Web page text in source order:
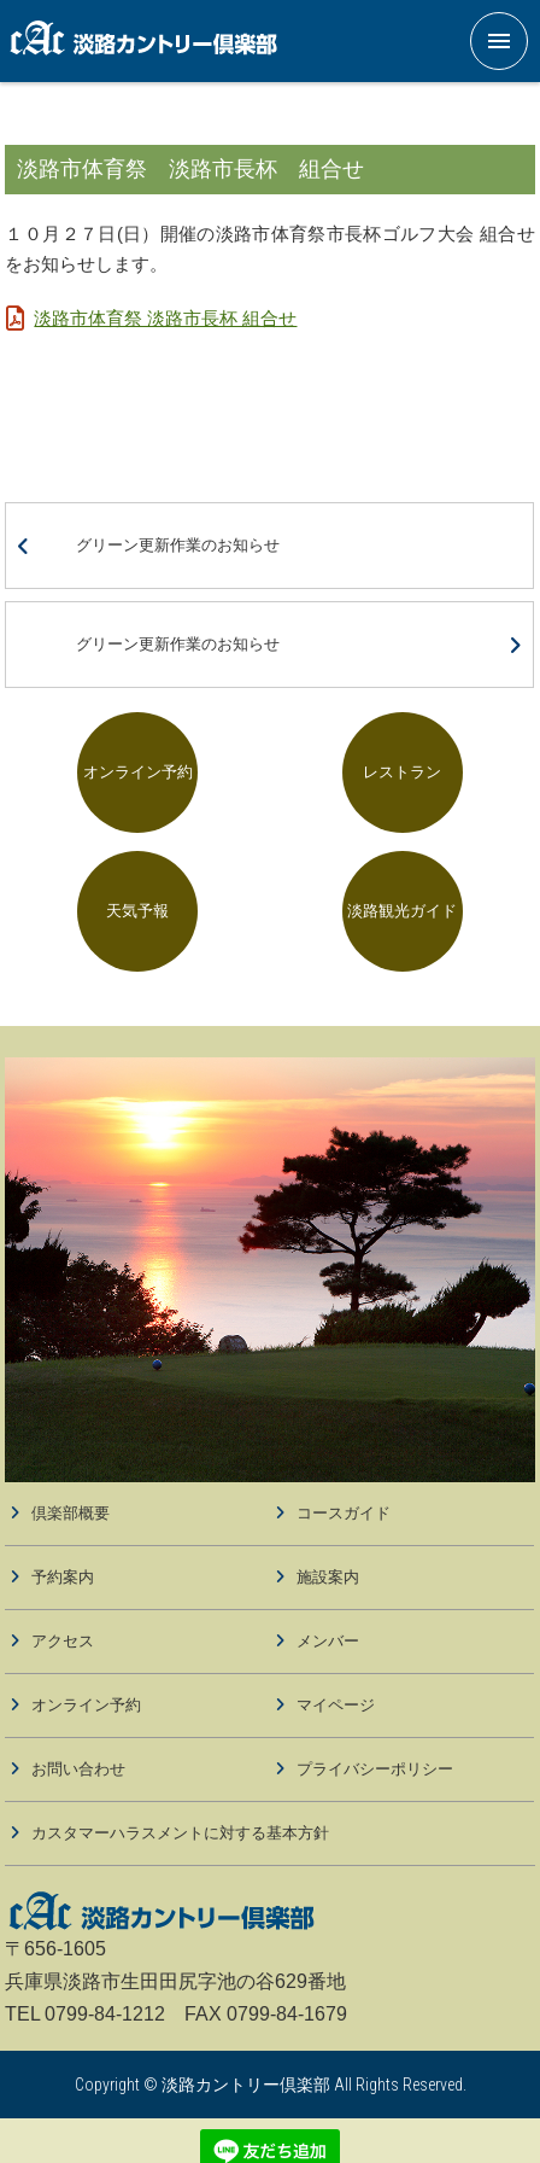
メニ
淡路市体育祭 淡路市長杯 組合せ
１０月２７日(日）開催の淡路市体育祭市長杯ゴルフ大会 組合せ
をお知らせします。
淡路市体育祭 淡路市長杯 組合せ
グリーン更新作業のお知らせ
グリーン更新作業のお知らせ
オンライン予約 レストラン
天気予報 淡路観光ガイド
倶楽部概要 コースガイド
予約案内 施設案内
アクセス メンバー
オンライン予約 マイページ
お問い合わせ プライバシーポリシー
カスタマーハラスメントに対する基本方針
〒656-1605
兵庫県淡路市生田田尻字池の谷629番地
TEL 0799-84-1212 FAX 0799-84-1679
Copyright © 淡路カントリー倶楽部 All Rights Reserved.